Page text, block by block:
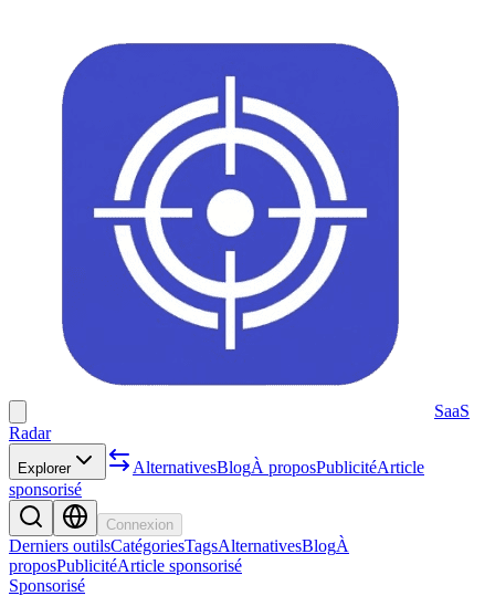
SaaS
Radar
Explorer AlternativesBlogÀ proposPublicitéArticle
sponsorisé
Connexion
Derniers outilsCatégoriesTagsAlternativesBlogÀ
proposPublicitéArticle sponsorisé
Sponsorisé